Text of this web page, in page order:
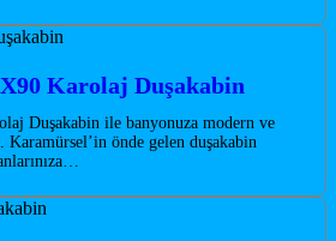
Karolaj Duşakabin
Duşakabin ile banyonuza modern ve
Karamürsel’in önde gelen duşakabin